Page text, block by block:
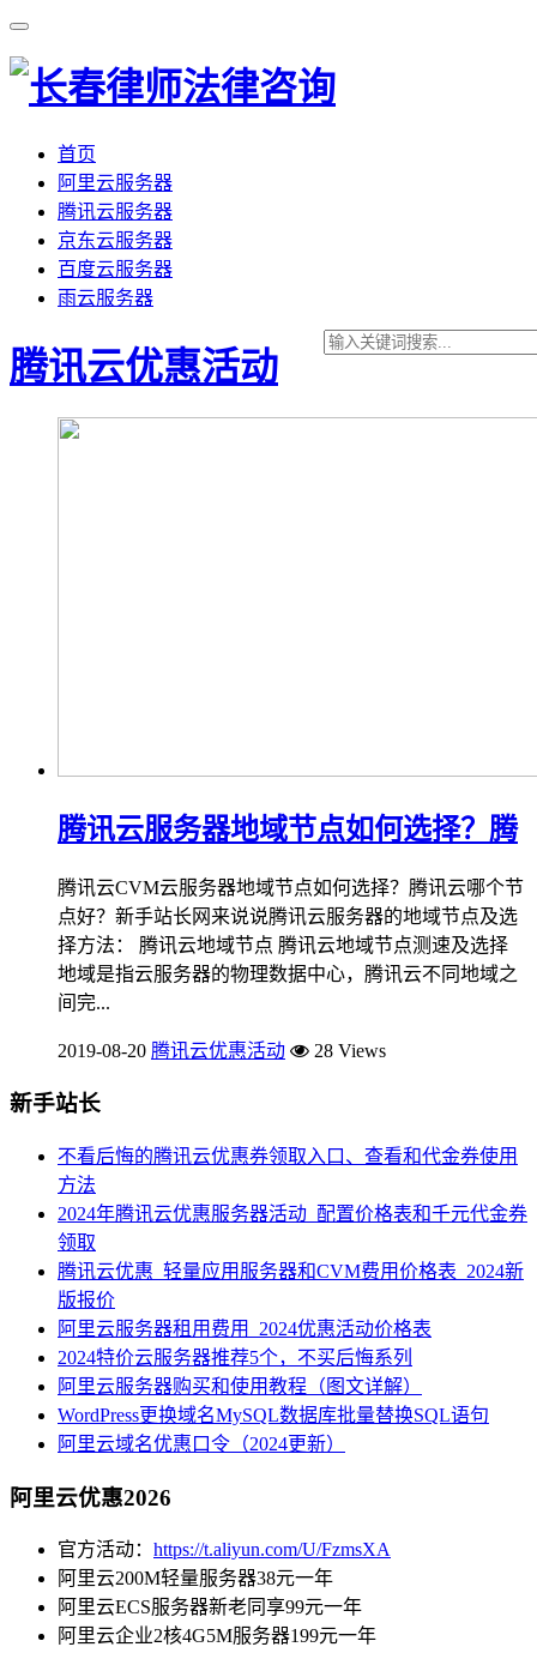
首页
阿里云服务器
腾讯云服务器
京东云服务器
百度云服务器
雨云服务器
腾讯云优惠活动
腾讯云服务器地域节点如何选择？腾
腾讯云CVM云服务器地域节点如何选择？腾讯云哪个节
点好？新手站长网来说说腾讯云服务器的地域节点及选
择方法： 腾讯云地域节点 腾讯云地域节点测速及选择
地域是指云服务器的物理数据中心，腾讯云不同地域之
间完...
2019-08-20 腾讯云优惠活动 28 Views
新手站长
不看后悔的腾讯云优惠券领取入口、查看和代金券使用
方法
2024年腾讯云优惠服务器活动_配置价格表和千元代金券
领取
腾讯云优惠_轻量应用服务器和CVM费用价格表_2024新
版报价
阿里云服务器租用费用_2024优惠活动价格表
2024特价云服务器推荐5个，不买后悔系列
阿里云服务器购买和使用教程（图文详解）
WordPress更换域名MySQL数据库批量替换SQL语句
阿里云域名优惠口令（2024更新）
阿里云优惠2026
官方活动： https://t.aliyun.com/U/FzmsXA
阿里云200M轻量服务器38元一年
阿里云ECS服务器新老同享99元一年
阿里云企业2核4G5M服务器199元一年